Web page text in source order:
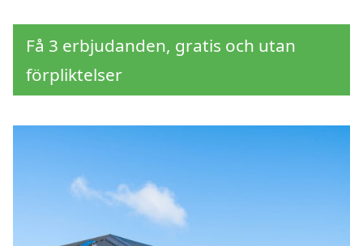
Få 3 erbjudanden, gratis och utan
förpliktelser